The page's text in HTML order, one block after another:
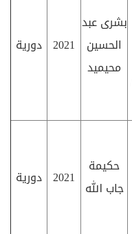
بشرى عبد
الحسين
محيميد
2021 دورية
حكيمة
جاب الله
2021 دورية